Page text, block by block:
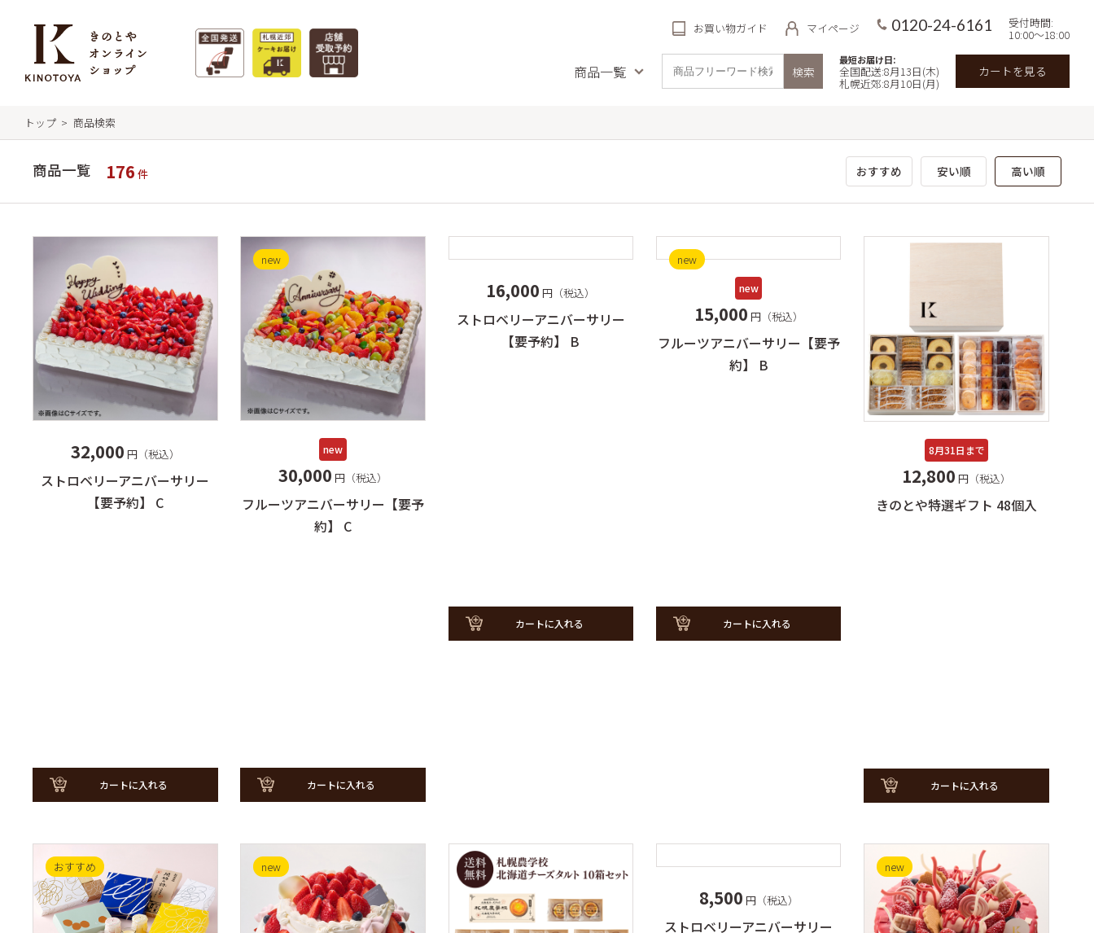
お買い物ガイド マイページ 0120-24-6161 受付時間:
10:00～18:00
商品一覧 検索
最短お届け日:
全国配送:8月13日(木)
札幌近郊:8月10日(月)
カートを見る
特集 - 季節のおすすめ
サマーギフト 極上牛乳ソフトのクリームチーズケーキ セレクトギフト
特集一覧 >
タルト(冷凍)
札幌農学校 北海道ミル
ククッキー
福かしわ
リーフパイ
ガレットブルトンヌ・ダ
ックワーズ
きのとやクッキー
バームクーヘン
ラ・フランス
ユートピアの平飼いたま
ご・ユートピアのおいし
バームクーヘン
パウンドケーキ
プリン
詰め合わせギフト
生ケーキの予約・宅
配（札幌近郊限定）
商品一覧
価格で探す
3,000円～5,000円
入数で探す
～5個
～10個
16個以上
トップ 商品検索
商品一覧 176 件 おすすめ 安い順 高い順
32,000 円（税込）
ストロベリーアニバーサリー
【要予約】 C
カートに入れる
new
new
30,000 円（税込）
フルーツアニバーサリー【要予
約】 C
カートに入れる
16,000 円（税込）
ストロベリーアニバーサリー
【要予約】 B
カートに入れる
new
new
15,000 円（税込）
フルーツアニバーサリー【要予
約】 B
カートに入れる
8月31日まで
12,800 円（税込）
きのとや特選ギフト 48個入
カートに入れる
おすすめ new
8,500 円（税込）
ストロベリーアニバーサリー
new